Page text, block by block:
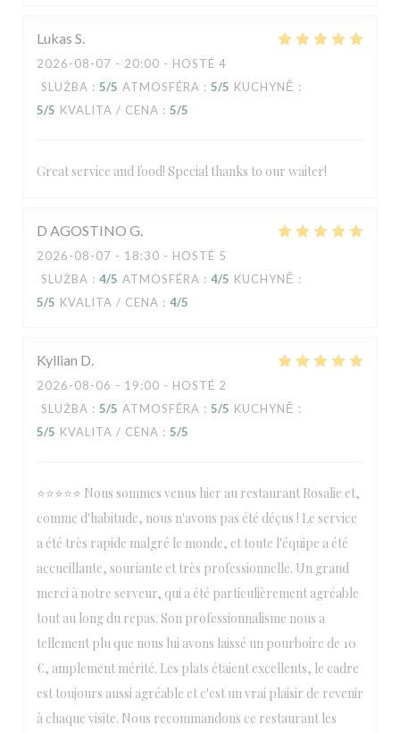
Lukas S
2026-08-07 - 20:00 - HOSTÉ 4
SLUŽBA : 5/5 ATMOSFÉRA : 5/5 KUCHYNĚ :
5/5 KVALITA / CENA : 5/5
Great service and food! Special thanks to our waiter!
D AGOSTINO G
2026-08-07 - 18:30 - HOSTÉ 5
SLUŽBA : 4/5 ATMOSFÉRA : 4/5 KUCHYNĚ :
5/5 KVALITA / CENA : 4/5
Kyllian D
2026-08-06 - 19:00 - HOSTÉ 2
SLUŽBA : 5/5 ATMOSFÉRA : 5/5 KUCHYNĚ :
5/5 KVALITA / CENA : 5/5
⭐⭐⭐⭐⭐ Nous sommes venus hier au restaurant Rosalie et,
comme d'habitude, nous n'avons pas été déçus ! Le service
a été très rapide malgré le monde, et toute l'équipe a été
accueillante, souriante et très professionnelle. Un grand
merci à notre serveur, qui a été particulièrement agréable
tout au long du repas. Son professionnalisme nous a
tellement plu que nous lui avons laissé un pourboire de 10
€, amplement mérité. Les plats étaient excellents, le cadre
est toujours aussi agréable et c'est un vrai plaisir de revenir
à chaque visite. Nous recommandons ce restaurant les